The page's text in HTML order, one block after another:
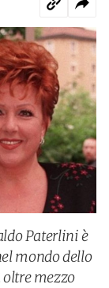
Paterlini è
mondo dello
mezzo